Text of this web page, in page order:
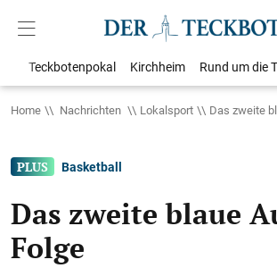
Teckbotenpokal Kirchheim Rund um die
Home Nachrichten Lokalsport Das zweite
Basketball
Das zweite blaue
Folge